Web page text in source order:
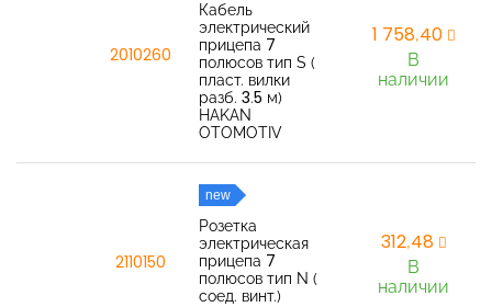
2010260
Кабель
электрический
прицепа 7
полюсов тип S (
пласт. вилки
разб. 3.5 м)
HAKAN
OTOMOTIV
1 758,40
В
наличии
2110150
new
Розетка
электрическая
прицепа 7
полюсов тип N (
соед. винт.)
312,48
В
наличии